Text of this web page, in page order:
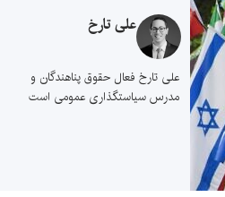
علی تارخ
علی تارخ فعال حقوق پناهندگان و
مدرس سیاستگذاری عمومی است